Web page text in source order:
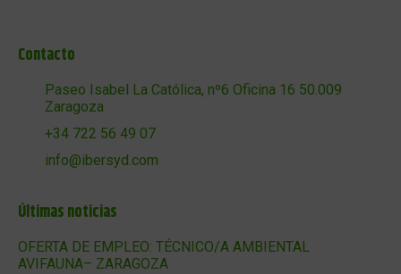
Contacto
Paseo Isabel La Católica, nº6 Oficina 16 50.009
Zaragoza
+34 722 56 49 07
info@ibersyd.com
Últimas noticias
OFERTA DE EMPLEO: TÉCNICO/A AMBIENTAL
AVIFAUNA– ZARAGOZA